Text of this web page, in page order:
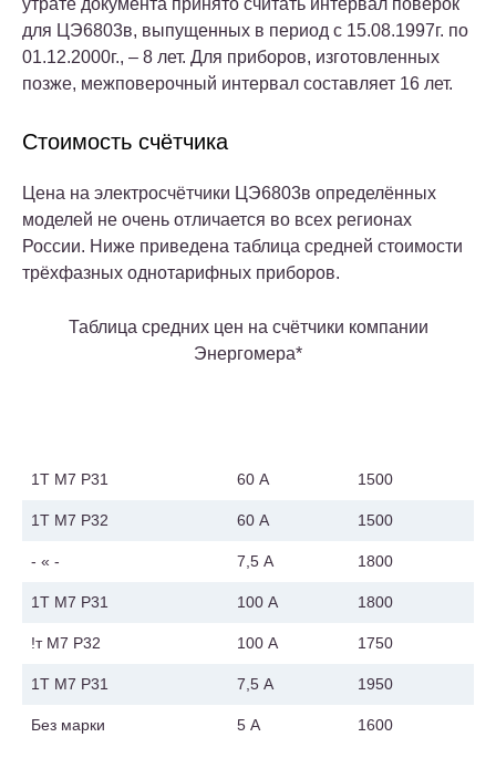
утрате документа принято считать интервал поверок
для ЦЭ6803в, выпущенных в период с 15.08.1997г. по
01.12.2000г., – 8 лет. Для приборов, изготовленных
позже, межповерочный интервал составляет 16 лет.
Стоимость счётчика
Цена на электросчётчики ЦЭ6803в определённых
моделей не очень отличается во всех регионах
России. Ниже приведена таблица средней стоимости
трёхфазных однотарифных приборов.
Таблица средних цен на счётчики компании
Энергомера*
1Т М7 Р31 60 А 1500
1Т М7 Р32 60 А 1500
- « - 7,5 А 1800
1Т М7 Р31 100 А 1800
!т М7 Р32 100 А 1750
1Т М7 Р31 7,5 А 1950
Без марки 5 А 1600